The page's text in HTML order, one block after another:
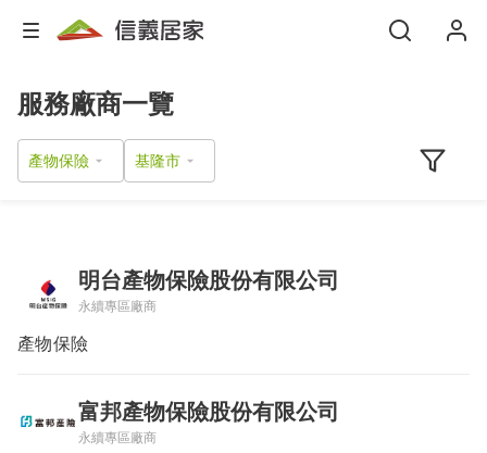
服務廠商一覽
產物保險
明台產物保險股份有限公司
永續專區廠商
產物保險
富邦產物保險股份有限公司
永續專區廠商